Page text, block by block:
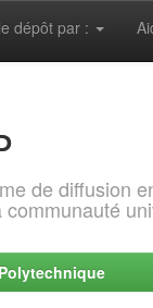
dépôt par :
de diffusion